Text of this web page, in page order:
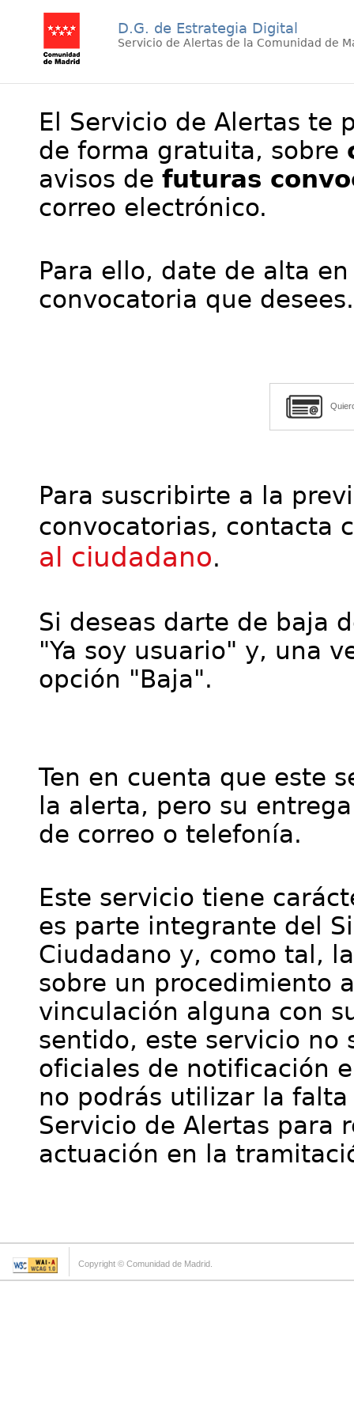
D.G. de Estrategia Digital
Servicio de Alertas de la Comunidad de
El Servicio de Alertas te
de forma gratuita, sobre
avisos de futuras
correo electrónico.
Para ello, date de alta
convocatoria que desees.
Para suscribirte a la
convocatorias, contacta
al ciudadano.
Si deseas darte de baja
"Ya soy usuario" y, una
opción "Baja".
Ten en cuenta que este
la alerta, pero su
de correo o telefonía.
Este servicio tiene
es parte integrante del
Ciudadano y, como tal,
sobre un procedimiento
vinculación alguna con
sentido, este servicio no
oficiales de notificación
no podrás utilizar la
Servicio de Alertas para
actuación en la
Copyright © Comunidad de Madrid.